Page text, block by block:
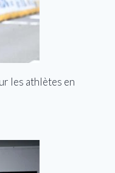
les athlètes en